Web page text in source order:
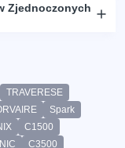
Zjednoczonych
TRAVERESE
Spark
C1500
C3500